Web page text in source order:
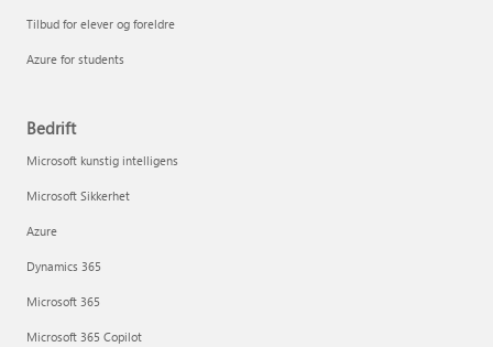
Tilbud for elever og foreldre
Azure for students
Bedrift
Microsoft kunstig intelligens
Microsoft Sikkerhet
Azure
Dynamics 365
Microsoft 365
Microsoft 365 Copilot